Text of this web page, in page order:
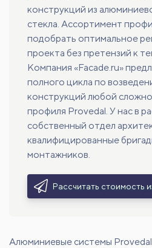
конструкций из
стекла. Ассортимент
подобрать оптимальное
проекта без претензий к
Компания «Facade.ru»
полного цикла по
конструкций любой
профиля Provedal. У нас в
собственный отдел
квалифицированные
монтажников.
Рассчитать стоимость
Алюминиевые системы